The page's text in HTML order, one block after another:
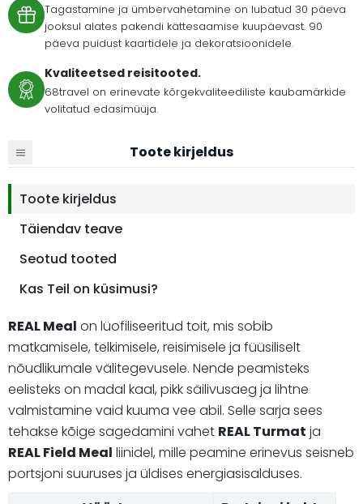
Tagastamine ja ümbervahetamine on lubatud 30 päeva
jooksul alates pakendi kättesaamise kuupäevast. 90
päeva puidust kaartidele ja dekoratsioonidele.
Kvaliteetsed reisitooted.
68travel on erinevate kõrgekvaliteediliste kaubamärkide
volitatud edasimüüja.
Toote kirjeldus
Toote kirjeldus
Täiendav teave
Seotud tooted
Kas Teil on küsimusi?
REAL Meal on lüofiliseeritud toit, mis sobib
matkamisele, telkimisele, reisimisele ja füüsiliselt
nõudlikumale välitegevusele. Nende peamisteks
eelisteks on madal kaal, pikk säilivusaeg ja lihtne
valmistamine vaid kuuma vee abil. Selle sarja sees
tehakse kõige sagedamini vahet REAL Turmat ja
REAL Field Meal liinidel, mille peamine erinevus seisneb
portsjoni suuruses ja üldises energiasisalduses.